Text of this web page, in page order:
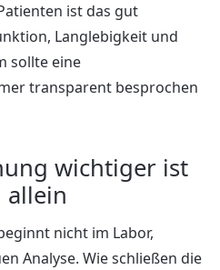
ist das gut
Langlebigkeit und
sollte eine
transparent besprochen
wichtiger ist
allein
nicht im Labor,
Analyse. Wie schließen die